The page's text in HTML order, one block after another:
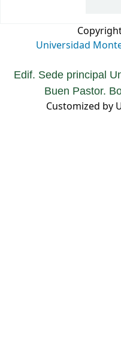
Universidad
Edif. Sede principal
Buen Pastor.
Customized by